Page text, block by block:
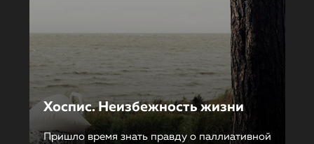
Хоспис. Неизбежность жизни
Пришло время знать правду о паллиативной